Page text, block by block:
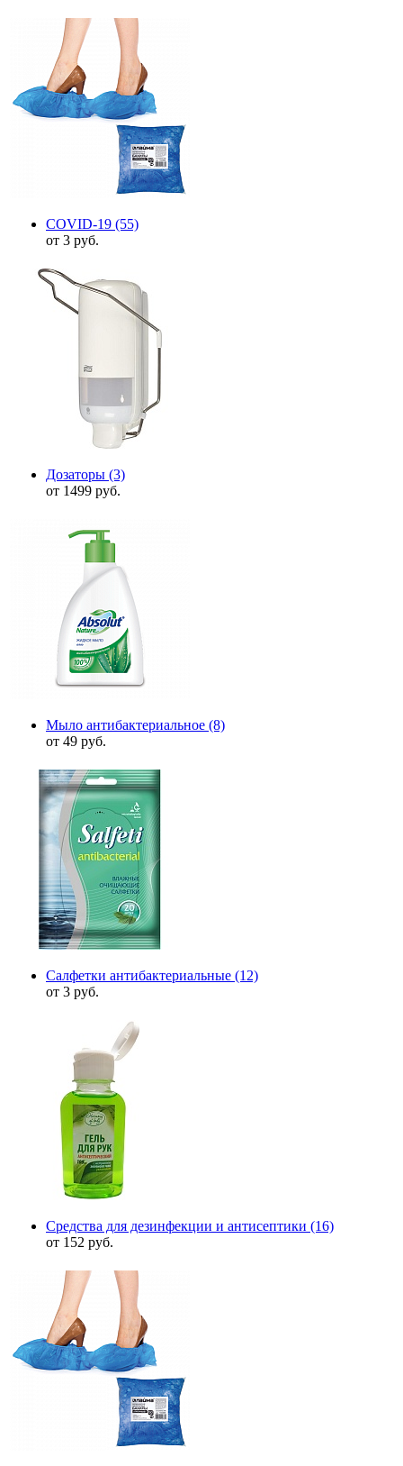
COVID-19 (55)
от 3 руб.
Дозаторы (3)
от 1499 руб.
Мыло антибактериальное (8)
от 49 руб.
Салфетки антибактериальные (12)
от 3 руб.
Средства для дезинфекции и антисептики (16)
от 152 руб.